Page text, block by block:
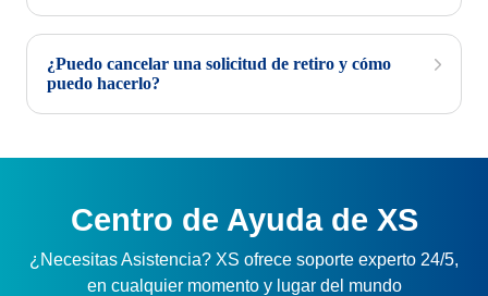
¿Puedo cancelar una solicitud de retiro y cómo
puedo hacerlo?
Centro de Ayuda de XS
¿Necesitas Asistencia? XS ofrece soporte experto 24/5,
en cualquier momento y lugar del mundo